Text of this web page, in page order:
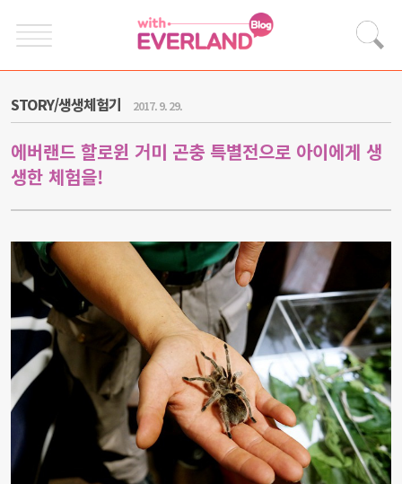
STORY/생생체험기 2017. 9. 29.
에버랜드 할로윈 거미 곤충 특별전으로 아이에게 생
생한 체험을!